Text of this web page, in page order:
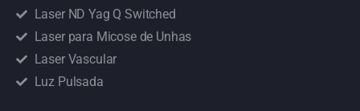
Laser ND Yag Q Switched
Laser para Micose de Unhas
Laser Vascular
Luz Pulsada